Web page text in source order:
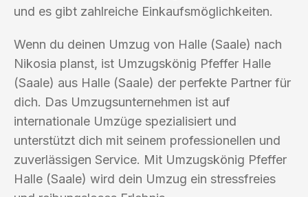
und es gibt zahlreiche Einkaufsmöglichkeiten.
Wenn du deinen Umzug von Halle (Saale) nach
Nikosia planst, ist Umzugskönig Pfeffer Halle
(Saale) aus Halle (Saale) der perfekte Partner für
dich. Das Umzugsunternehmen ist auf
internationale Umzüge spezialisiert und
unterstützt dich mit seinem professionellen und
zuverlässigen Service. Mit Umzugskönig Pfeffer
Halle (Saale) wird dein Umzug ein stressfreies